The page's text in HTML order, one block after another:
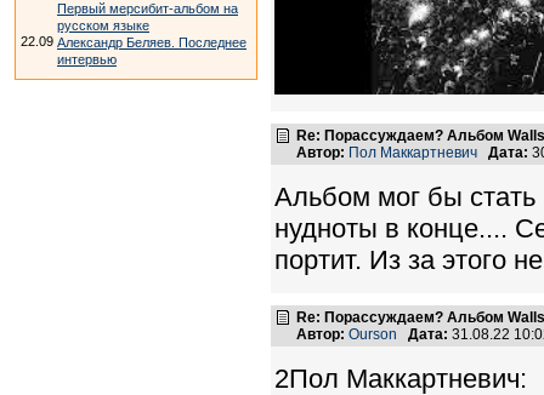
Первый мерсибит-альбом на
русском языке
22.09 Александр Беляев. Последнее
интервью
Re: Порассуждаем? Альбом
Автор: Пол Маккартневич Дата:
Альбом мог бы
нудноты в конце....
портит. Из за этого
Re: Порассуждаем? Альбом
Автор: Ourson Дата: 31.08.22
2Пол Маккартневич: